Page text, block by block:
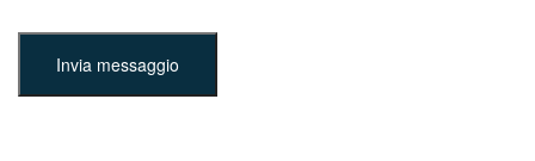
Invia messaggio